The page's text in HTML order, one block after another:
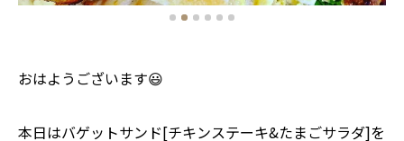
おはようございます😃
本日はバゲットサンド[チキンステーキ&たまごサラダ]を